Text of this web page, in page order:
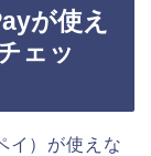
が使え
ェッ
イ）が使えな